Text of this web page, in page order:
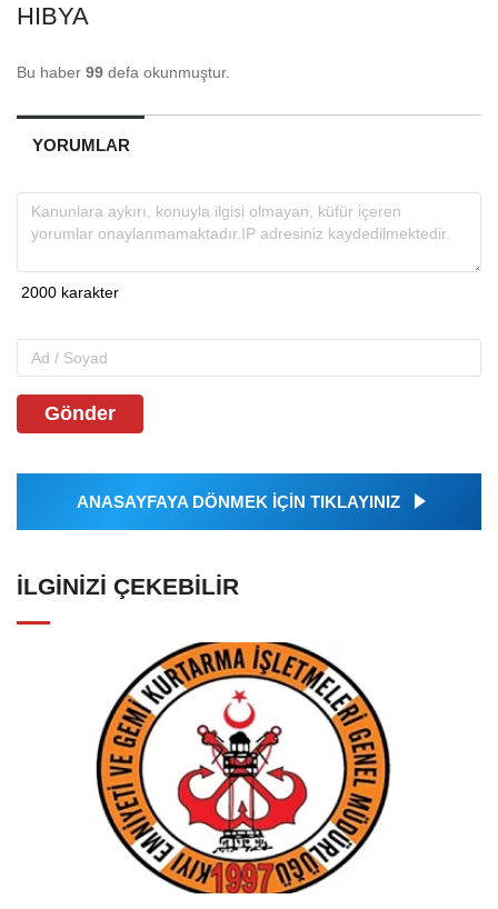
HIBYA
Bu haber 99 defa okunmuştur.
YORUMLAR
Gönder
ANASAYFAYA DÖNMEK İÇİN TIKLAYINIZ
İLGINIZI ÇEKEBILIR